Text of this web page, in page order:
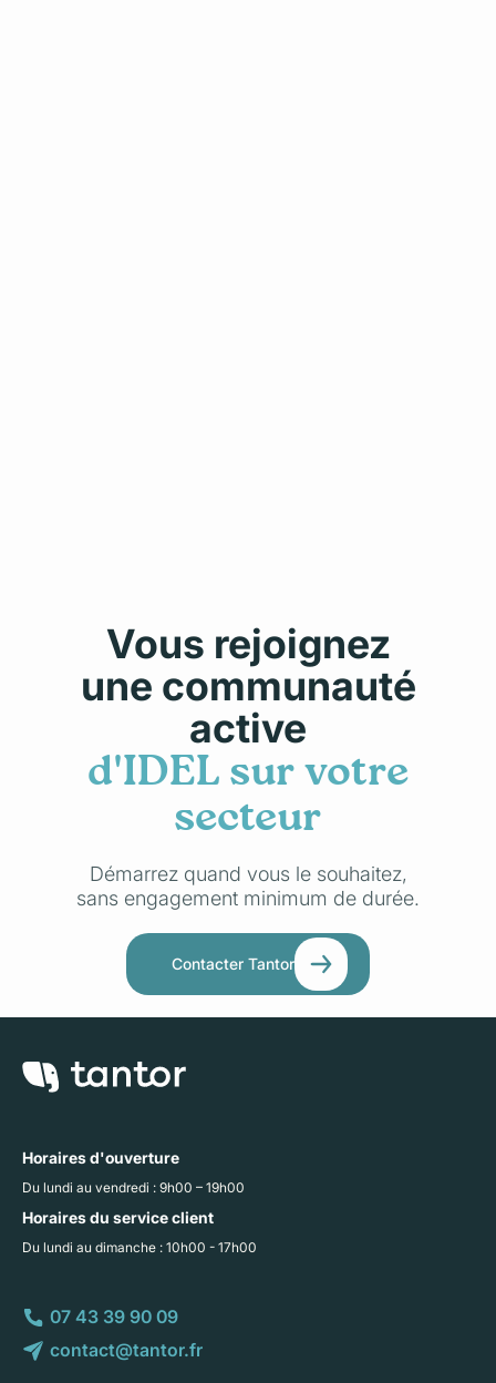
Vous rejoignez
une communauté
active
d'IDEL sur votre
secteur
Démarrez quand vous le souhaitez,
sans engagement minimum de durée.
Contacter Tantor
Horaires d'ouverture
Du lundi au vendredi : 9h00 – 19h00
Horaires du service client
Du lundi au dimanche : 10h00 - 17h00
07 43 39 90 09
contact@tantor.fr